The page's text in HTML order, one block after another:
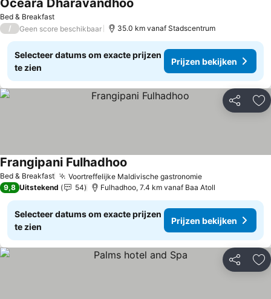
Bed & Breakfast
Oceara Dharavandhoo
/ Geen score beschikbaar 35.0 km vanaf Stadscentrum
Selecteer datums om exacte prijzen
te zien
Prijzen bekijken
Delen
Bed & Breakfast Voortreffelijke Maldivische gastronomiePrijzen
Frangipani Fulhadhoo
9,8 Uitstekend 54 Fulhadhoo, 7.4 km vanaf Baa Atoll
Selecteer datums om exacte prijzen
te zien
Prijzen bekijken
Delen